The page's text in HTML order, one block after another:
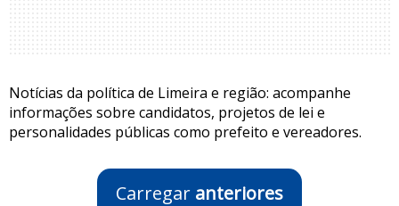
Notícias da política de Limeira e região: acompanhe
informações sobre candidatos, projetos de lei e
personalidades públicas como prefeito e vereadores.
Carregar anteriores